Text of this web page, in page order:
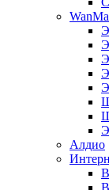
Алдио